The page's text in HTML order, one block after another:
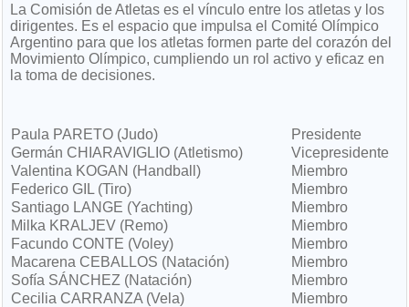
La Comisión de Atletas es el vínculo entre los atletas y los
dirigentes. Es el espacio que impulsa el Comité Olímpico
Argentino para que los atletas formen parte del corazón del
Movimiento Olímpico, cumpliendo un rol activo y eficaz en
la toma de decisiones.
Paula PARETO (Judo)
Presidente
Germán CHIARAVIGLIO (Atletismo)
Vicepresidente
Valentina KOGAN (Handball)
Miembro
Federico GIL (Tiro)
Miembro
Santiago LANGE (Yachting)
Miembro
Milka KRALJEV (Remo)
Miembro
Facundo CONTE (Voley)
Miembro
Macarena CEBALLOS (Natación)
Miembro
Sofía SÁNCHEZ (Natación)
Miembro
Cecilia CARRANZA (Vela)
Miembro